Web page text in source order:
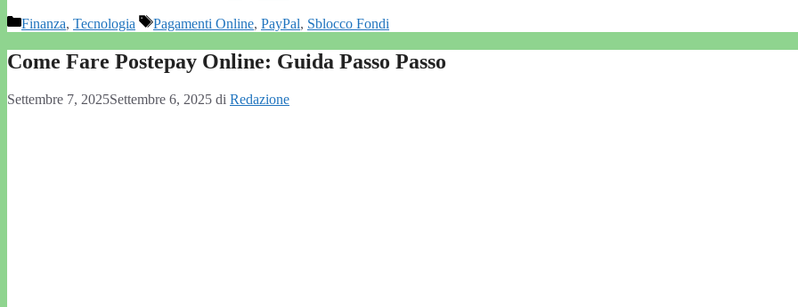
Categorie
Finanza, Tecnologia Tag
Pagamenti Online, PayPal, Sblocco Fondi
Come Fare Postepay Online: Guida Passo Passo
Settembre 7, 2025Settembre 6, 2025 di Redazione